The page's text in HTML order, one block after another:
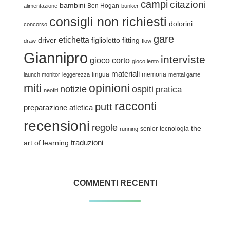
alimentazione bambini Ben Hogan bunker campi citazioni
concorso consigli non richiesti dolorini
draw driver etichetta figlioletto fitting flow gare
Giannipro gioco corto gioco lento interviste
launch monitor leggerezza lingua materiali memoria mental game
miti neofiti notizie opinioni ospiti pratica
preparazione atletica putt racconti
recensioni regole running senior tecnologia the
art of learning traduzioni
COMMENTI RECENTI